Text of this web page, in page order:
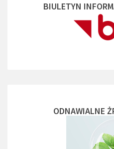
BIULETYN
ODNAWIALNE